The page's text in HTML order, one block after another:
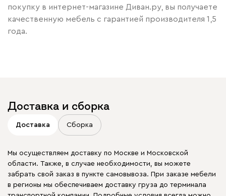
покупку в интернет-магазине Диван.ру, вы получаете
качественную мебель с гарантией производителя 1,5
года.
Доставка и сборка
Доставка Сборка
Мы осуществляем доставку по Москве и Московской
области. Также, в случае необходимости, вы можете
забрать свой заказ в пункте самовывоза. При заказе мебели
в регионы мы обеспечиваем доставку груза до терминала